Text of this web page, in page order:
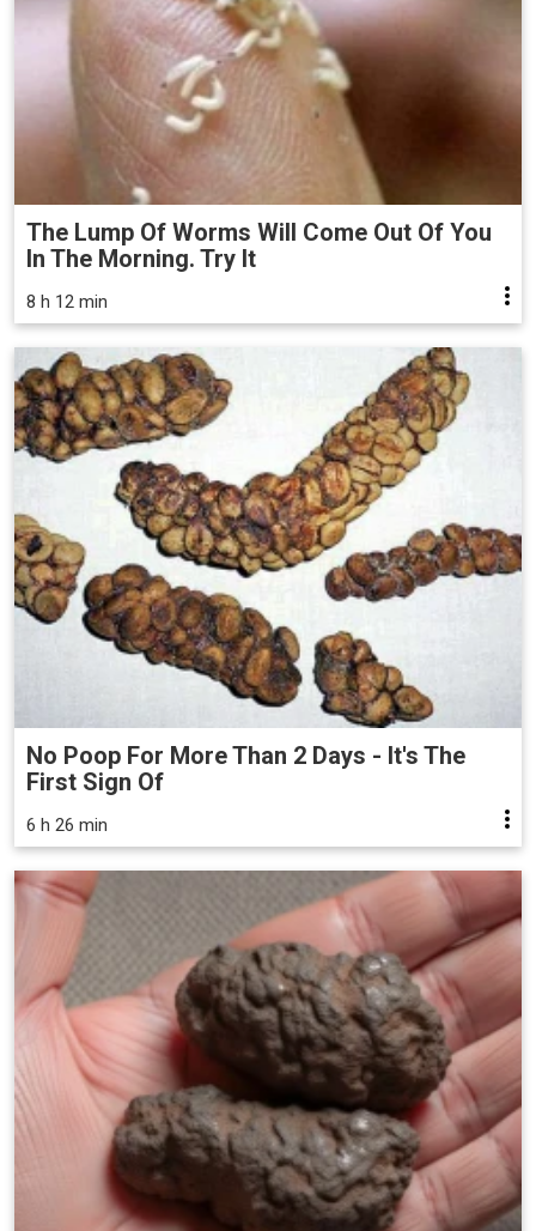
The Lump Of Worms Will Come Out Of You
In The Morning. Try It
8 h 12 min
No Poop For More Than 2 Days - It's The
First Sign Of
6 h 26 min